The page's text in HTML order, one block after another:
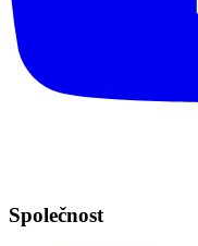
Společnost